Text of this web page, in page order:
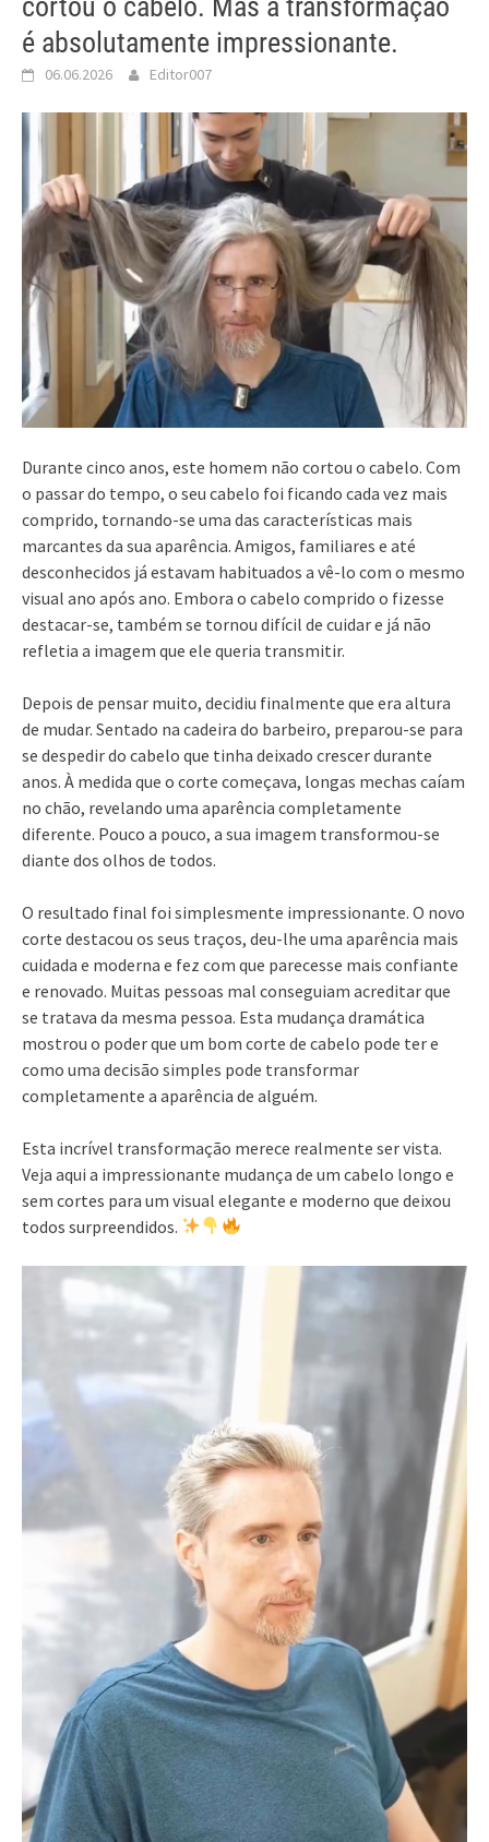
cortou o cabelo. Mas a transformação
é absolutamente impressionante.
06.06.2026 Editor007
Durante cinco anos, este homem não cortou o cabelo. Com
o passar do tempo, o seu cabelo foi ficando cada vez mais
comprido, tornando-se uma das características mais
marcantes da sua aparência. Amigos, familiares e até
desconhecidos já estavam habituados a vê-lo com o mesmo
visual ano após ano. Embora o cabelo comprido o fizesse
destacar-se, também se tornou difícil de cuidar e já não
refletia a imagem que ele queria transmitir.
Depois de pensar muito, decidiu finalmente que era altura
de mudar. Sentado na cadeira do barbeiro, preparou-se para
se despedir do cabelo que tinha deixado crescer durante
anos. À medida que o corte começava, longas mechas caíam
no chão, revelando uma aparência completamente
diferente. Pouco a pouco, a sua imagem transformou-se
diante dos olhos de todos.
O resultado final foi simplesmente impressionante. O novo
corte destacou os seus traços, deu-lhe uma aparência mais
cuidada e moderna e fez com que parecesse mais confiante
e renovado. Muitas pessoas mal conseguiam acreditar que
se tratava da mesma pessoa. Esta mudança dramática
mostrou o poder que um bom corte de cabelo pode ter e
como uma decisão simples pode transformar
completamente a aparência de alguém.
Esta incrível transformação merece realmente ser vista.
Veja aqui a impressionante mudança de um cabelo longo e
sem cortes para um visual elegante e moderno que deixou
todos surpreendidos.